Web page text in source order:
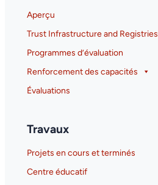
Aperçu
Trust Infrastructure and Registries
Programmes d’évaluation
Renforcement des capacités
Évaluations
Travaux
Projets en cours et terminés
Centre éducatif